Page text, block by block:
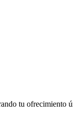
tu ofrecimiento